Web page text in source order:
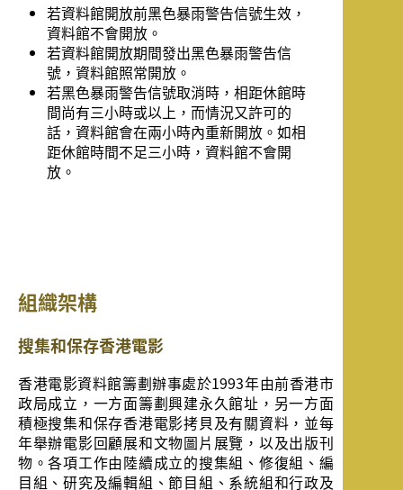
若資料館開放前黑色暴雨警告信號生效，
資料館不會開放。
若資料館開放期間發出黑色暴雨警告信
號，資料館照常開放。
若黑色暴雨警告信號取消時，相距休館時
間尚有三小時或以上，而情況又許可的
話，資料館會在兩小時內重新開放。如相
距休館時間不足三小時，資料館不會開
放。
組織架構
搜集和保存香港電影
香港電影資料館籌劃辦事處於1993年由前香港市
政局成立，一方面籌劃興建永久館址，另一方面
積極搜集和保存香港電影拷貝及有關資料，並每
年舉辦電影回顧展和文物圖片展覽，以及出版刊
物。各項工作由陸續成立的搜集組、修復組、編
目組、研究及編輯組、節目組、系統組和行政及